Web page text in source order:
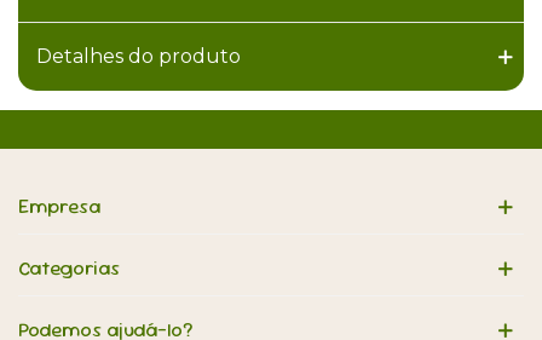
Detalhes do produto
Empresa
Categorias
Podemos ajudá-lo?